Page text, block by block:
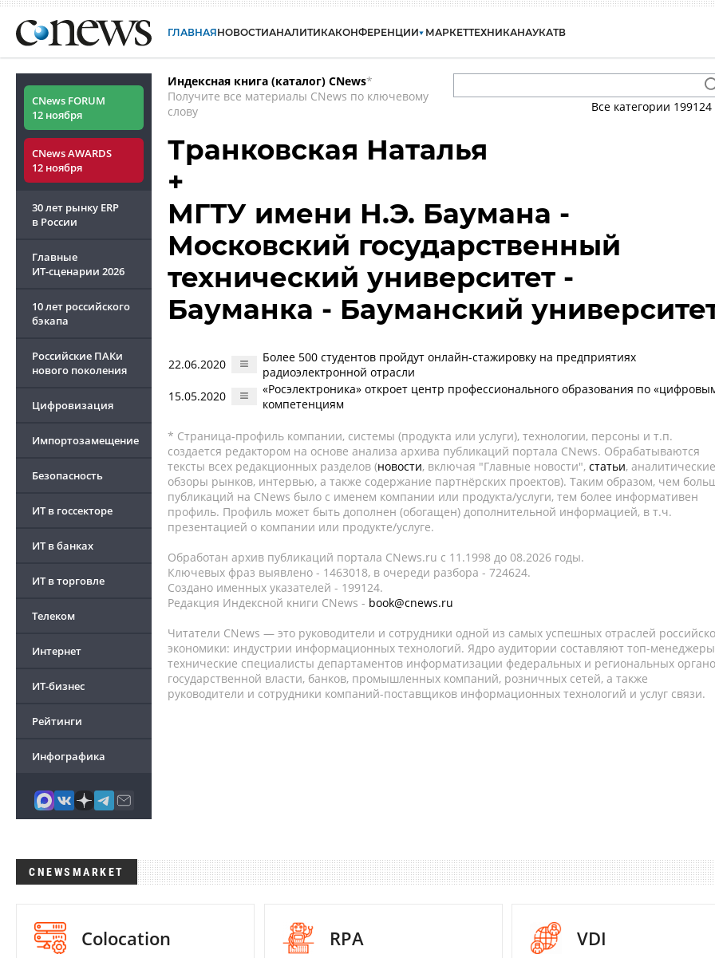
ГЛАВНАЯНОВОСТИАНАЛИТИКАКОНФЕРЕНЦИИ МАРКЕТТЕХНИКАНАУКАТВ
CNews FORUM
12 ноября
CNews AWARDS
12 ноября
30 лет рынку ERP
в России
Главные
ИТ-сценарии 2026
10 лет российского
бэкапа
Российские ПАКи
нового поколения
Цифровизация
Импортозамещение
Безопасность
ИТ в госсекторе
ИТ в банках
ИТ в торговле
Телеком
Интернет
ИТ-бизнес
Рейтинги
Инфографика
Индексная книга (каталог) CNews*
Получите все материалы CNews по ключевому
слову
Все категории 199124
Транковская Наталья
+
МГТУ имени Н.Э. Баумана -
Московский государственный
технический университет -
Бауманка - Бауманский
22.06.2020
Более 500 студентов пройдут онлайн-стажировку на предприятиях
радиоэлектронной отрасли
15.05.2020
«Росэлектроника» откроет центр профессионального образования по
компетенциям
* Страница-профиль компании, системы (продукта или услуги), технологии, персоны и т.п.
создается редактором на основе анализа архива публикаций портала CNews. Обрабатываются
тексты всех редакционных разделов (новости, включая "Главные новости", статьи, аналитические
обзоры рынков, интервью, а также содержание партнёрских проектов). Таким образом, чем
публикаций на CNews было с именем компании или продукта/услуги, тем более информативен
профиль. Профиль может быть дополнен (обогащен) дополнительной информацией, в т.ч.
презентацией о компании или продукте/услуге.
Обработан архив публикаций портала CNews.ru c 11.1998 до 08.2026 годы.
Ключевых фраз выявлено - 1463018, в очереди разбора - 724624.
Создано именных указателей - 199124.
Редакция Индексной книги CNews - book@cnews.ru
Читатели CNews — это руководители и сотрудники одной из самых успешных отраслей
экономики: индустрии информационных технологий. Ядро аудитории составляют топ-
технические специалисты департаментов информатизации федеральных и региональных
государственной власти, банков, промышленных компаний, розничных сетей, а также
руководители и сотрудники компаний-поставщиков информационных технологий и услуг связи.
CNEWSMARKET
Colocation RPA VDI